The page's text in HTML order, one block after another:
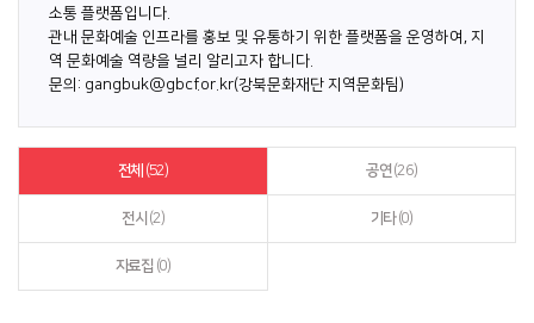
소통 플랫폼입니다.
관내 문화예술 인프라를 홍보 및 유통하기 위한 플랫폼을 운영하여, 지
역 문화예술 역량을 널리 알리고자 합니다.
문의: gangbuk@gbcf.or.kr(강북문화재단 지역문화팀)
전체 (52) 공연 (26)
전시 (2) 기타(0)
자료집 (0)